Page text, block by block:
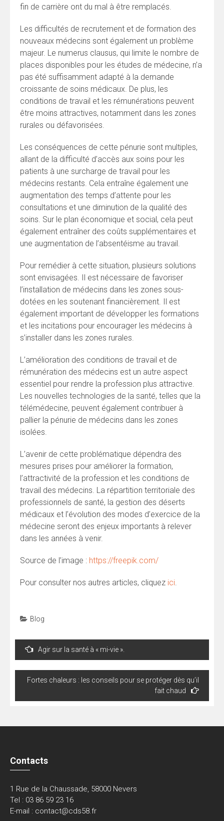
fin de carrière ont du mal à être remplacés.
Les difficultés de recrutement et de formation des
nouveaux médecins sont également un problème
majeur. Le numerus clausus, qui limite le nombre de
places disponibles pour les études de médecine, n’a
pas été suffisamment adapté à la demande
croissante de soins médicaux. De plus, les
conditions de travail et les rémunérations peuvent
être moins attractives, notamment dans les zones
rurales ou défavorisées.
Les conséquences de cette pénurie sont multiples,
allant de la difficulté d’accès aux soins pour les
patients à une surcharge de travail pour les
médecins restants. Cela entraîne également une
augmentation des temps d’attente pour les
consultations et une diminution de la qualité des
soins. Sur le plan économique et social, cela peut
également entraîner des coûts supplémentaires et
une augmentation de l’absentéisme au travail.
Pour remédier à cette situation, plusieurs solutions
sont envisagées. Il est nécessaire de favoriser
l’installation de médecins dans les zones sous-
dotées en les soutenant financièrement. Il est
également important de développer les formations
et les incitations pour encourager les médecins à
s’installer dans les zones rurales.
L’amélioration des conditions de travail et de
rémunération des médecins est un autre aspect
essentiel pour rendre la profession plus attractive.
Les nouvelles technologies de la santé, telles que la
télémédecine, peuvent également contribuer à
pallier la pénurie de médecins dans les zones
isolées.
L’avenir de cette problématique dépendra des
mesures prises pour améliorer la formation,
l’attractivité de la profession et les conditions de
travail des médecins. La répartition territoriale des
professionnels de santé, la gestion des déserts
médicaux et l’évolution des modes d’exercice de la
médecine seront des enjeux importants à relever
dans les années à venir.
Source de l’image : https://freepik.com/
Pour consulter nos autres articles, cliquez ici
Blog
Navigation
l’article
Agir sur la santé à « mi-vie ».
Fortes chaleurs : les conseils pour se protéger dès qu’il
fait chaud
Contacts
1 Rue de la Chaussade, 58000 Nevers
Tel : 03 86 59 23 16
E-mail : contact@cds58.fr